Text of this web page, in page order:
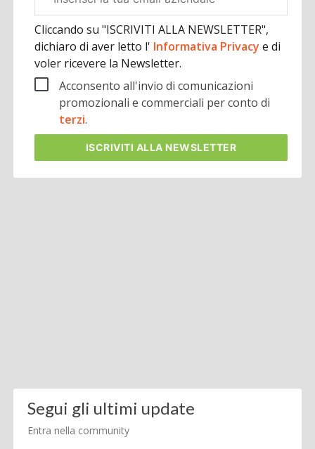
aziendale
Cliccando su "ISCRIVITI ALLA NEWSLETTER",
dichiaro di aver letto l' Informativa Privacye di
voler ricevere la Newsletter.
Acconsento all'invio di comunicazioni
promozionali e commerciali per conto di
terzi.
ISCRIVITI ALLA NEWSLETTER
Segui gli ultimi update
Entra nella community